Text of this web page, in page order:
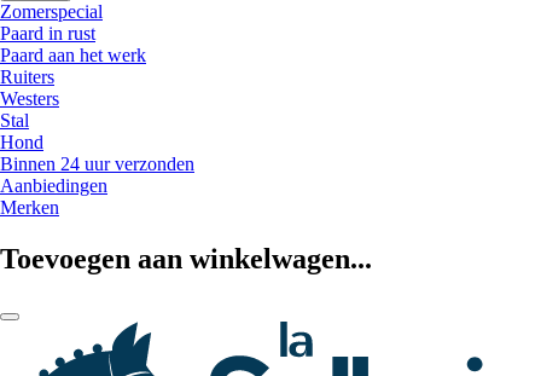
Zomerspecial
Paard in rust
Paard aan het werk
Ruiters
Westers
Stal
Hond
Binnen 24 uur verzonden
Aanbiedingen
Merken
Toevoegen aan winkelwagen...